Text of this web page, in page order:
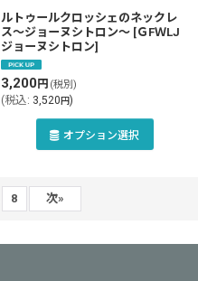
ルトゥールクロッシェのネックレ
ス〜ジョーヌシトロン〜 [ＧFＷLJ
ジョーヌシトロン]
3,200円 (税別)
(税込: 3,520円)
オプション選択
8 次»